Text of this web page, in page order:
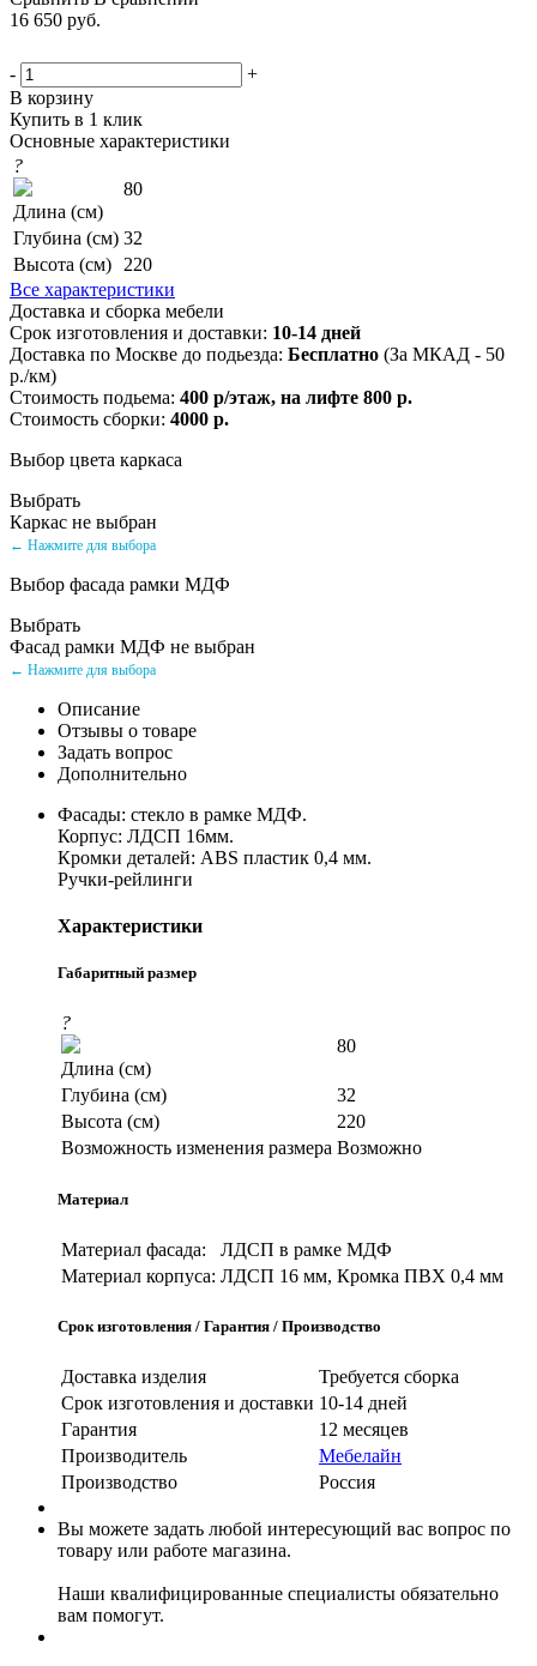
16 650 руб.
-
+
В корзину
Купить в 1 клик
Основные характеристики
?
Длина (см)
80
Глубина (см) 32
Высота (см)
220
Все характеристики
Доставка и сборка мебели
Срок изготовления и доставки: 10-14 дней
Доставка по Москве до подьезда: Бесплатно (За МКАД - 50
р./км)
Стоимость подьема: 400 р/этаж, на лифте 800 р.
Стоимость сборки: 4000 р.
Выбор цвета каркаса
Выбрать
Каркас не выбран
← Нажмите для выбора
Выбор фасада рамки МДФ
Выбрать
Фасад рамки МДФ не выбран
← Нажмите для выбора
Описание
Отзывы о товаре
Задать вопрос
Дополнительно
Фасады: стекло в рамке МДФ.
Корпус: ЛДСП 16мм.
Кромки деталей: ABS пластик 0,4 мм.
Ручки-рейлинги
Характеристики
Габаритный размер
?
Длина (см)
80
Глубина (см)
32
Высота (см)
220
Возможность изменения размера Возможно
Материал
Материал фасада:
ЛДСП в рамке МДФ
Материал корпуса: ЛДСП 16 мм, Кромка ПВХ 0,4 мм
Срок изготовления / Гарантия / Производство
Доставка изделия
Требуется сборка
Срок изготовления и доставки 10-14 дней
Гарантия
12 месяцев
Производитель
Мебелайн
Производство
Россия
Вы можете задать любой интересующий вас вопрос по
товару или работе магазина.
Наши квалифицированные специалисты обязательно
вам помогут.